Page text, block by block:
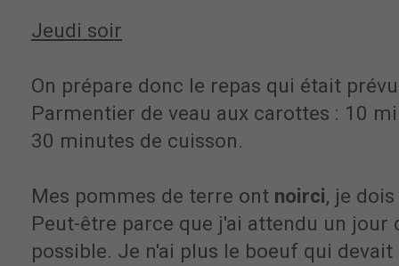
Jeudi soir
On prépare donc le repas qui était
Parmentier de veau aux carottes : 10
30 minutes de cuisson.
Mes pommes de terre ont noirci, je
Peut-être parce que j'ai attendu un jour
possible. Je n'ai plus le boeuf qui